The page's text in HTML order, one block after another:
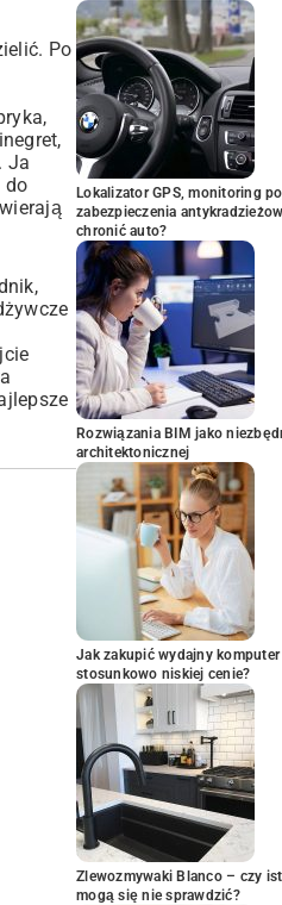
Po
Ja
do
Lokalizator GPS, monitoring
zabezpieczenia
chronić auto?
Rozwiązania BIM jako
architektonicznej
Jak zakupić wydajny
stosunkowo niskiej cenie?
Zlewozmywaki Blanco – czy
mogą się nie sprawdzić?